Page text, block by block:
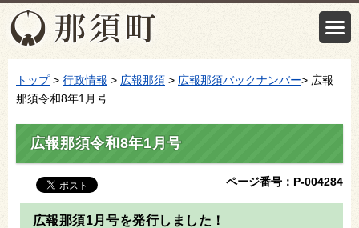
トップ> 行政情報 > 広報那須 > 広報那須バックナンバー> 広報
那須令和8年1月号
広報那須令和8年1月号
ページ番号：P-004284
広報那須1月号を発行しました！